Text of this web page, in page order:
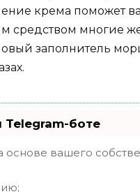
крема поможет
средством многие
заполнитель
Telegram-боте
основе вашего